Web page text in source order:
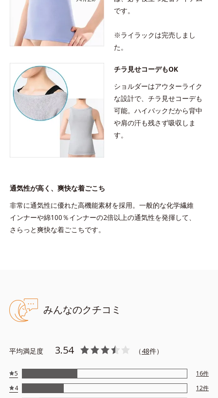
です。
※ライラックは完売しまし
た。
チラ見せコーデもOK
ショルダーはアウターライク
な設計で、チラ見せコーデも
可能。ハイバックだから背中
や肩の汗も残さず吸収しま
す。
通気性が高く、爽快な着ごこち
非常に通気性に優れた高機能素材を採用。一般的な化学繊維
インナーや綿100％インナーの2倍以上の通気性を発揮して、
さらっと爽快な着ごこちです。
みんなのクチコミ
平均満足度 3.54 （48件）
5 16件
4
12件